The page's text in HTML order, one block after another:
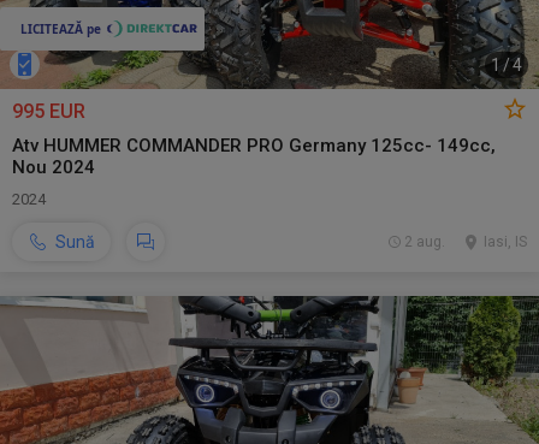
1 /4
995 EUR
Atv HUMMER COMMANDER PRO Germany 125cc- 149cc,
Nou 2024
2024
Sună Iasi, IS
2 aug.